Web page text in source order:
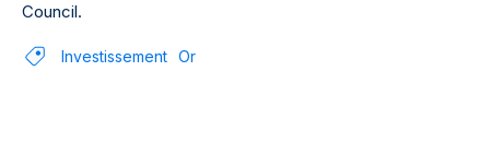
Council.
Investissement Or